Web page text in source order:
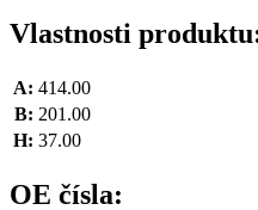
Vlastnosti
A: 414.00
B: 201.00
H: 37.00
OE čísla: